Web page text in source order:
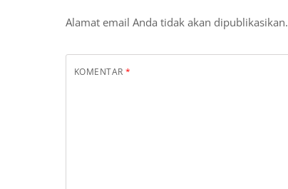
Alamat email Anda tidak akan dipublikasikan.
KOMENTAR*